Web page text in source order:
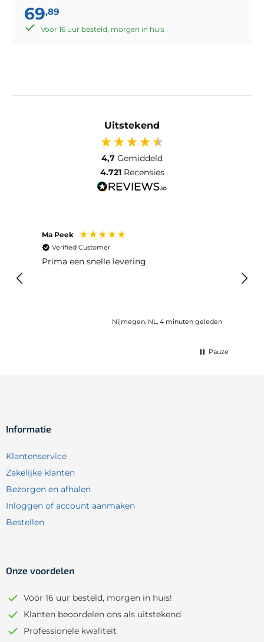
69,89
Voor 16 uur besteld, morgen in huis
Uitstekend
4,7 Gemiddeld
4.721 Recensies
Ma Peek
Verified Customer
Prima een snelle levering
Nijmegen, NL, 4 minuten geleden
Pauze
Informatie
Klantenservice
Zakelijke klanten
Bezorgen en afhalen
Inloggen of account aanmaken
Bestellen
Onze voordelen
Vóór 16 uur besteld, morgen in huis!
Klanten beoordelen ons als uitstekend
Professionele kwaliteit